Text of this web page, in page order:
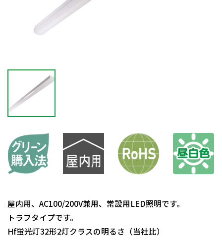
屋内用、AC100/200V兼用、常設用LED照明です。
トラフタイプです。
Hf蛍光灯32形2灯クラスの明るさ（当社比）